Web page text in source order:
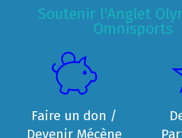
Soutenir l'Anglet
Omnisports
Faire un don /
Devenir Mécène